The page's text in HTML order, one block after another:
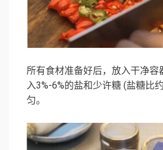
所有食材准备好后，放入干净容
入3%-6%的盐和少许糖 (盐糖比
匀。